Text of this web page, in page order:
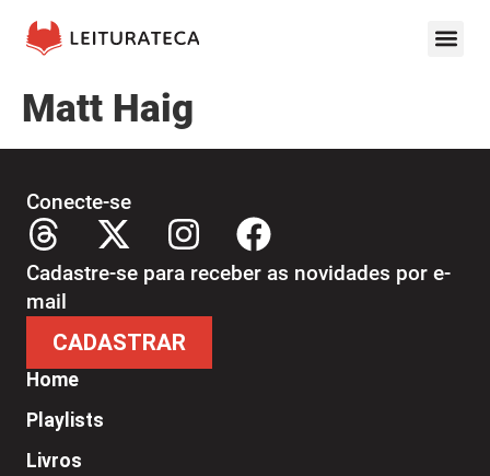
Matt Haig
Home
Playlists
Livros
Conecte-se
Cadastre-se para receber as novidades por e-
mail
CADASTRAR